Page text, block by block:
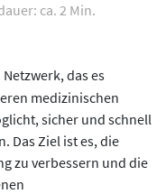
ca. 2 Min.
das es
medizinischen
sicher und schnell
Das Ziel ist es, die
zu verbessern und die